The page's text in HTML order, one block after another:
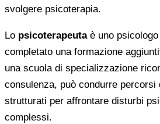
svolgere psicoterapia.
Lo psicoterapeutaè uno
completato una formazione
una scuola di specializzazione
consulenza, può condurre percorsi
strutturati per affrontare disturbi
complessi.